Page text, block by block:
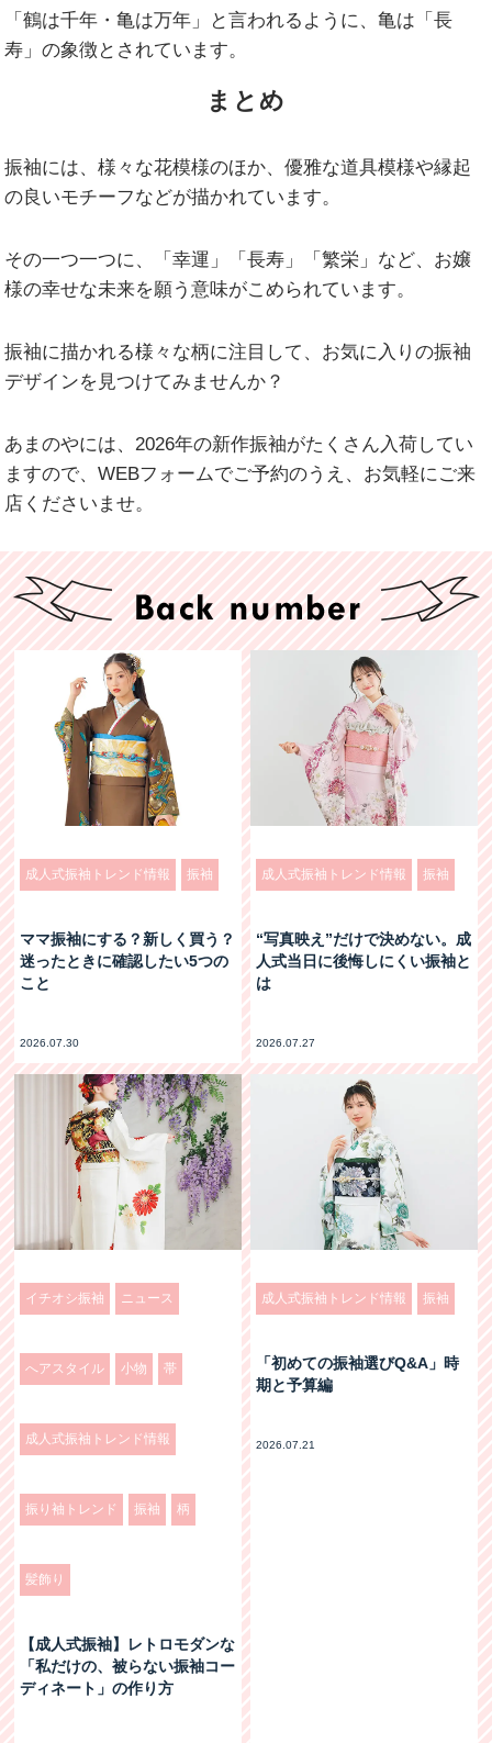
「鶴は千年・亀は万年」と言われるように、亀は「長
寿」の象徴とされています。
まとめ
振袖には、様々な花模様のほか、優雅な道具模様や縁起
の良いモチーフなどが描かれています。
その一つ一つに、「幸運」「長寿」「繁栄」など、お嬢
様の幸せな未来を願う意味がこめられています。
振袖に描かれる様々な柄に注目して、お気に入りの振袖
デザインを見つけてみませんか？
あまのやには、2026年の新作振袖がたくさん入荷してい
ますので、WEBフォームでご予約のうえ、お気軽にご来
店くださいませ。
成人式振袖トレンド情報 振袖
ママ振袖にする？新しく買う？
迷ったときに確認したい5つの
こと
2026.07.30
成人式振袖トレンド情報 振袖
“写真映え”だけで決めない。成
人式当日に後悔しにくい振袖と
は
2026.07.27
イチオシ振袖 ニュース
へアスタイル 小物 帯
成人式振袖トレンド情報
振り袖トレンド 振袖 柄
髪飾り
【成人式振袖】レトロモダンな
「私だけの、被らない振袖コー
ディネート」の作り方
成人式振袖トレンド情報 振袖
「初めての振袖選びQ&A」時
期と予算編
2026.07.21